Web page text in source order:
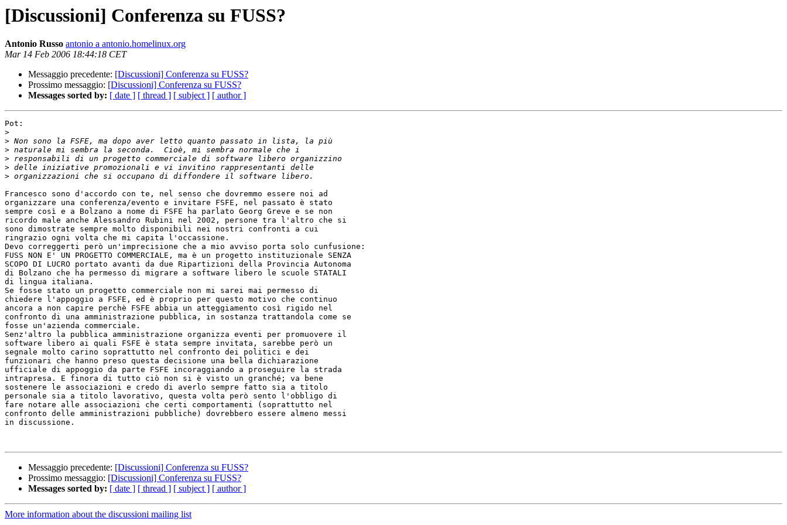
[Discussioni] Conferenza su FUSS?
Antonio Russo antonio a antonio.homelinux.org
Mar 14 Feb 2006 18:44:18 CET
Messaggio precedente: [Discussioni] Conferenza su FUSS?
Prossimo messaggio: [Discussioni] Conferenza su FUSS?
Messages sorted by: [ date ] [ thread ] [ subject ] [ author ]
Pot:
>
>
>
>
>
>
Francesco sono d'accordo con te, nel senso che dovremmo essere noi ad
organizzare una conferenza/evento e invitare FSFE, nel passato è stato
sempre così e a Bolzano a nome di FSFE ha parlato Georg Greve e se non
ricordo male anche Alessandro Rubini nel 2002, persone tra l'altro che si
sono dimostrate sempre molto disponibili nei nostri confronti a cui
ringrazio ogni volta che mi capita l'occassione.
Devo correggerti però un'imprecisione che a mio avviso porta solo cunfusione:
FUSS NON E' UN PROGETTO COMMERCIALE, ma è un progetto instituzionale SENZA
SCOPO DI LUCRO portato avanti da due Ripartizioni della Provincia Autonoma
di Bolzano che ha permesso di migrare a software libero le scuole STATALI
di lingua italiana.
Se fosse stato un progetto commerciale non mi sarei mai permesso di
chiedere l'appoggio a FSFE, ed è proprio per questo motivo che continuo
ancora a non capire perchè FSFE abbia un atteggiamento così rigido nel
confronto di una amministrazione pubblica, in sostanza trattandola come se
fosse un'azienda commerciale.
Senz'altro la pubblica amministrazione organizza eventi per promuovere il
software libero ai quali FSFE è stata sempre invitata, sarebbe però un
segnale molto carino soprattutto nel confronto dei politici e dei
funzionari che hanno preso questa decisione una bella dichiarazione
ufficiale di appoggio da parte FSFE incoraggiando a proseguire la strada
intrapresa. E finora di tutto ciò non si è visto un granché; va bene
sostenere le associazioni e credo di averlo sempre fatto sia a titolo
personale sia a titolo lavorativo, questa volta però sento l'obbligo di
fare notare alle associazioni che certi comportamenti (soprattutto nel
confronto delle amministrazioni pubbliche) dovrebbero essere almeno messi
in discussione.
Messaggio precedente: [Discussioni] Conferenza su FUSS?
Prossimo messaggio: [Discussioni] Conferenza su FUSS?
Messages sorted by: [ date ] [ thread ] [ subject ] [ author ]
More information about the discussioni mailing list